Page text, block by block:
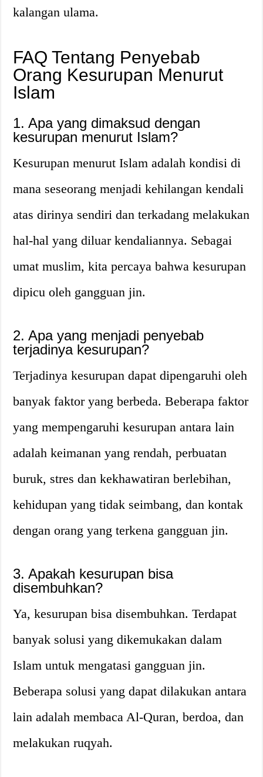
kalangan ulama.
FAQ Tentang Penyebab
Orang Kesurupan Menurut
Islam
1. Apa yang dimaksud dengan
kesurupan menurut Islam?
Kesurupan menurut Islam adalah kondisi di
mana seseorang menjadi kehilangan kendali
atas dirinya sendiri dan terkadang melakukan
hal-hal yang diluar kendaliannya. Sebagai
umat muslim, kita percaya bahwa kesurupan
dipicu oleh gangguan jin.
2. Apa yang menjadi penyebab
terjadinya kesurupan?
Terjadinya kesurupan dapat dipengaruhi oleh
banyak faktor yang berbeda. Beberapa faktor
yang mempengaruhi kesurupan antara lain
adalah keimanan yang rendah, perbuatan
buruk, stres dan kekhawatiran berlebihan,
kehidupan yang tidak seimbang, dan kontak
dengan orang yang terkena gangguan jin.
3. Apakah kesurupan bisa
disembuhkan?
Ya, kesurupan bisa disembuhkan. Terdapat
banyak solusi yang dikemukakan dalam
Islam untuk mengatasi gangguan jin.
Beberapa solusi yang dapat dilakukan antara
lain adalah membaca Al-Quran, berdoa, dan
melakukan ruqyah.